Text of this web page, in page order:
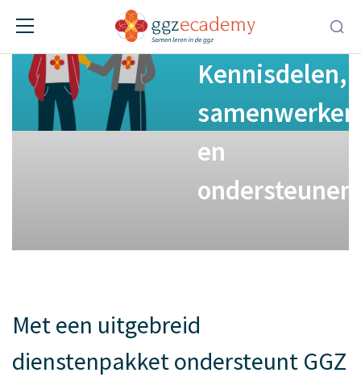
Diensten
Kennisdelen,
samenwerken
en
ondersteunen
Met een uitgebreid
dienstenpakket ondersteunt GGZ